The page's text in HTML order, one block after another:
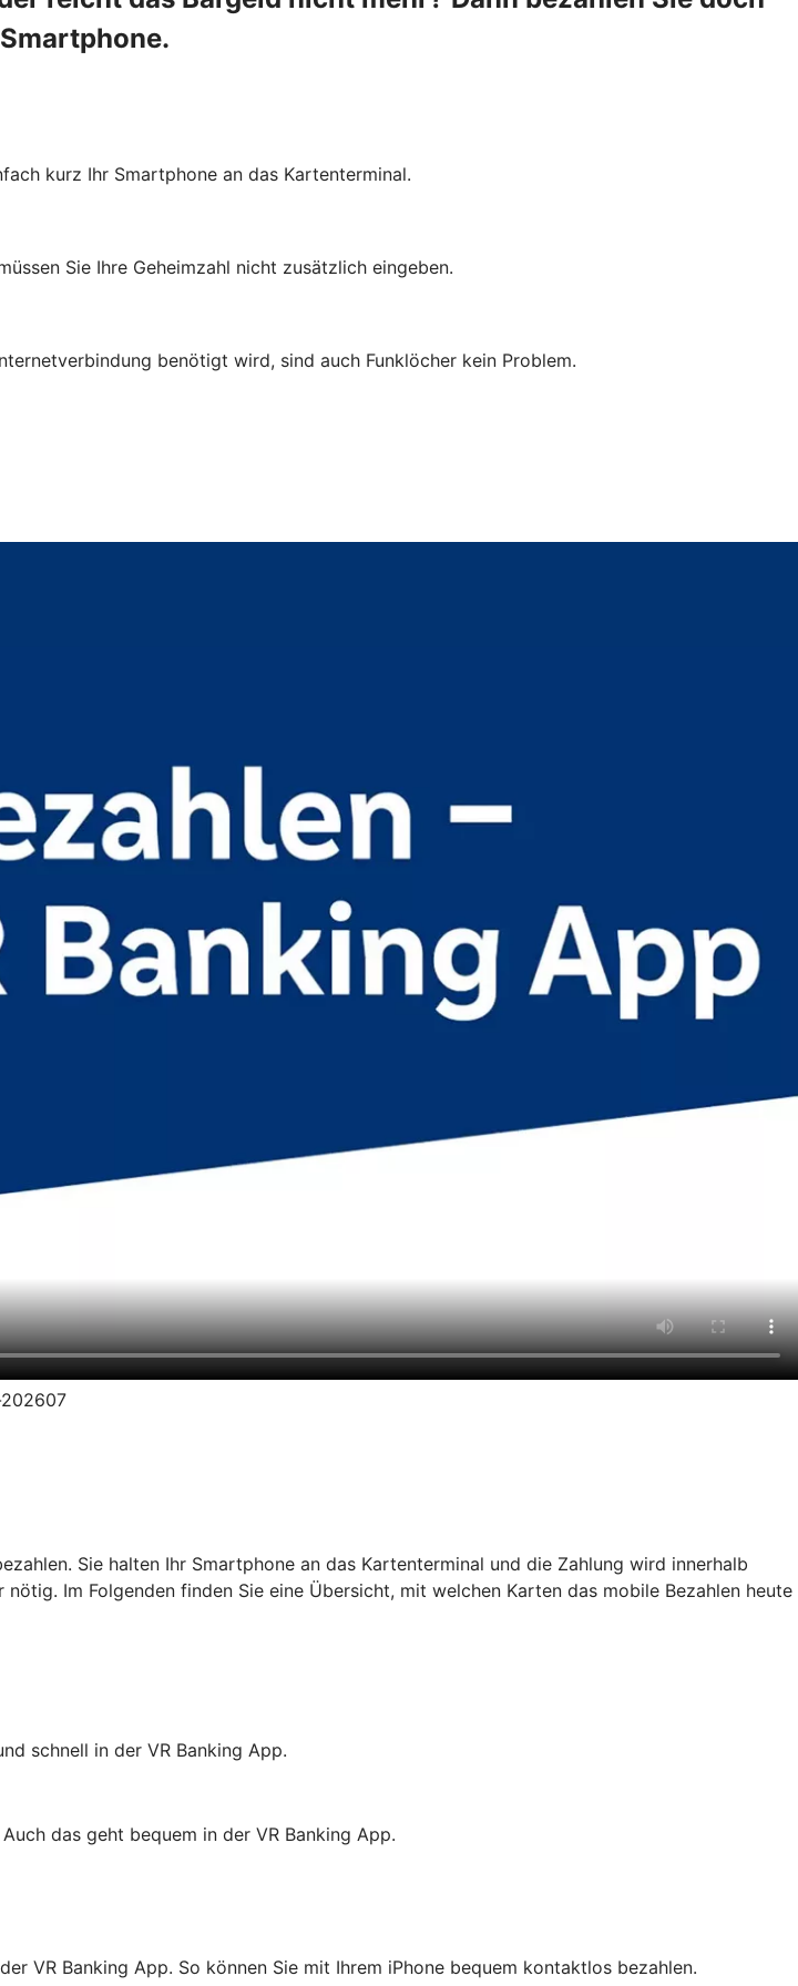
kurz Ihr Smartphone an das Kartenterminal.
Sie Ihre Geheimzahl nicht zusätzlich eingeben.
benötigt wird, sind auch Funklöcher kein Problem.
Sie halten Ihr Smartphone an das Kartenterminal und die Zahlung wird innerhalb
Im Folgenden finden Sie eine Übersicht, mit welchen Karten das mobile Bezahlen heute
schnell in der VR Banking App.
das geht bequem in der VR Banking App.
VR Banking App. So können Sie mit Ihrem iPhone bequem kontaktlos bezahlen.